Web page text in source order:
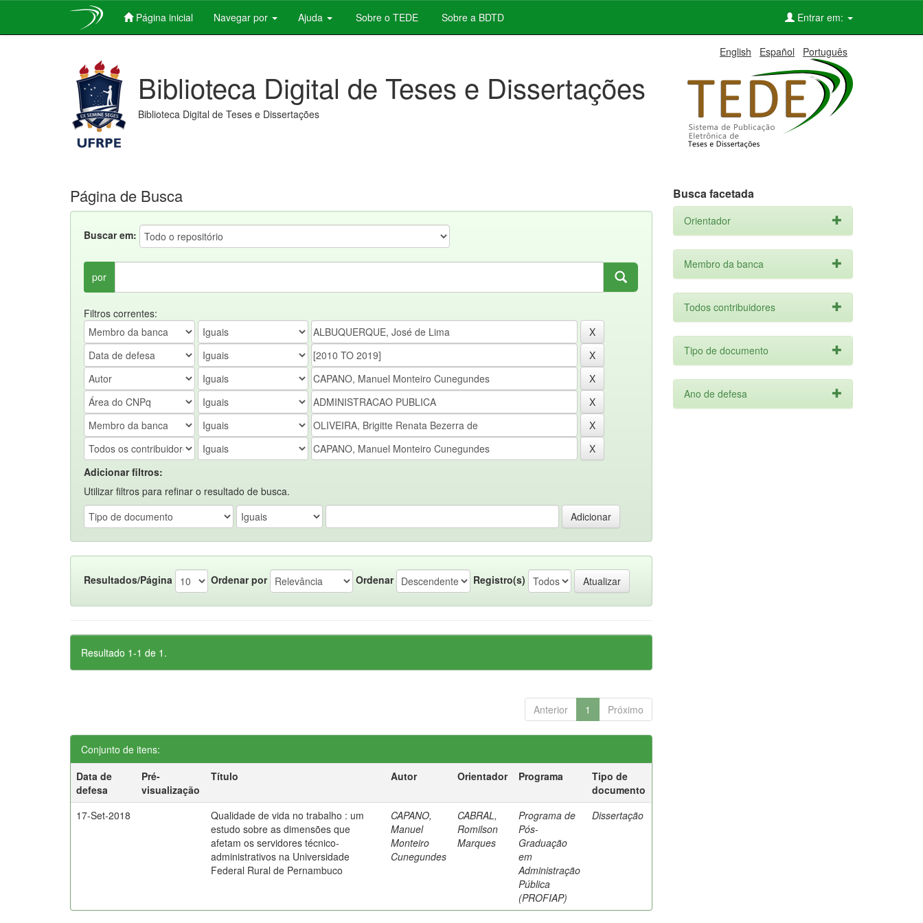
Página inicial Navegar por Ajuda Sobre o TEDE Sobre a BDTD Entrar em:
English Español Português
Biblioteca Digital de Teses e Dissertações
Biblioteca Digital de Teses e Dissertações
Página de Busca
Buscar em:
por
Filtros correntes:
Adicionar filtros:
Utilizar filtros para refinar o resultado de busca.
Resultados/Página Ordenar por Ordenar Registro(s)
Resultado 1-1 de 1.
Anterior 1 Próximo
Conjunto de itens:
Data de
defesa
Pré-
visualização
Título Autor Orientador Programa
Tipo de
documento
17-Set-2018
Qualidade de vida no trabalho : um
estudo sobre as dimensões que
afetam os servidores técnico-
administrativos na Universidade
Federal Rural de Pernambuco
CAPANO,
Manuel
Monteiro
Cunegundes
CABRAL,
Romilson
Marques
Programa de
Pós-
Graduação
em
Administração
Pública
(PROFIAP)
Dissertação
Busca facetada
Orientador
Membro da banca
Todos contribuidores
Tipo de documento
Ano de defesa